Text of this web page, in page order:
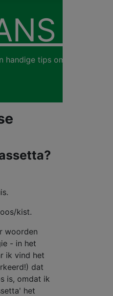
handige tips om de
kist.
woorden
- in het
ik vind het
dat
is, omdat ik
het